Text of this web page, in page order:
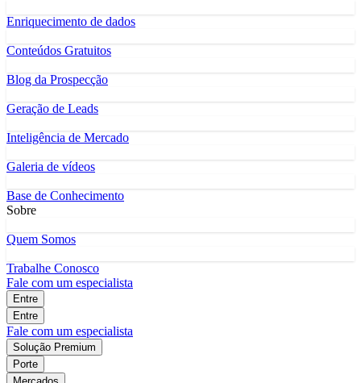
Enriquecimento de dados
Conteúdos Gratuitos
Blog da Prospecção
Geração de Leads
Inteligência de Mercado
Galeria de vídeos
Base de Conhecimento
Sobre
Quem Somos
Trabalhe Conosco
Fale com um especialista
Entre
Entre
Fale com um especialista
Solução Premium
Porte